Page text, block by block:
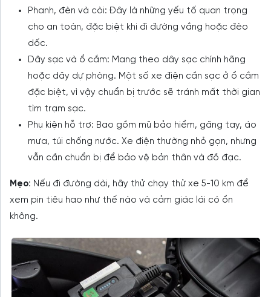
Phanh, đèn và còi: Đây là những yếu tố quan trọng
cho an toàn, đặc biệt khi đi đường vắng hoặc đèo
dốc.
Dây sạc và ổ cắm: Mang theo dây sạc chính hãng
hoặc dây dự phòng. Một số xe điện cần sạc ở ổ cắm
đặc biệt, vì vậy chuẩn bị trước sẽ tránh mất thời gian
tìm trạm sạc.
Phụ kiện hỗ trợ: Bao gồm mũ bảo hiểm, găng tay, áo
mưa, túi chống nước. Xe điện thường nhỏ gọn, nhưng
vẫn cần chuẩn bị để bảo vệ bản thân và đồ đạc.
Mẹo: Nếu đi đường dài, hãy thử chạy thử xe 5-10 km để
xem pin tiêu hao như thế nào và cảm giác lái có ổn
không.